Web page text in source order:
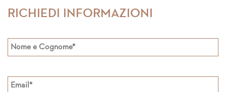
RICHIEDI INFORMAZIONI